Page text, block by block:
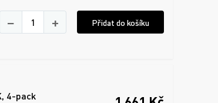
− + Přidat do košíku
4-pack